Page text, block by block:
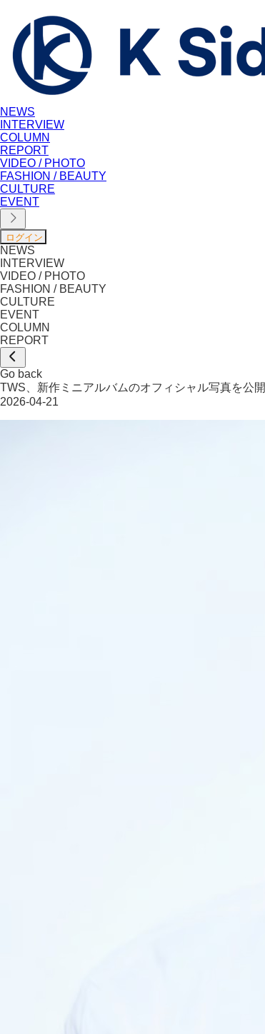
NEWS
INTERVIEW
COLUMN
REPORT
VIDEO / PHOTO
FASHION / BEAUTY
CULTURE
EVENT
NEWS
INTERVIEW
VIDEO / PHOTO
FASHION / BEAUTY
CULTURE
EVENT
COLUMN
REPORT
Go back
TWS、新作ミニアルバムのオフィシャル写真を公開
2026-04-21